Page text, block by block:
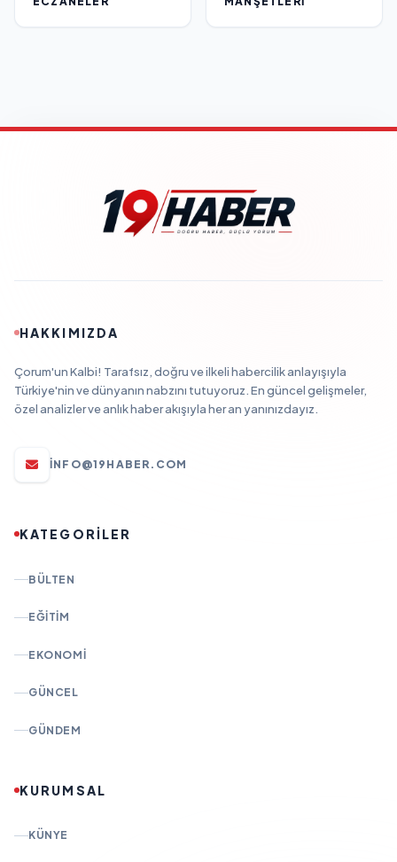
HAKKIMIZDA
Çorum'un Kalbi! Tarafsız, doğru ve ilkeli habercilik anlayışıyla
Türkiye'nin ve dünyanın nabzını tutuyoruz. En güncel gelişmeler,
özel analizler ve anlık haber akışıyla her an yanınızdayız.
INFO@19HABER.COM
KATEGORİLER
BÜLTEN
EĞITIM
EKONOMI
GÜNCEL
GÜNDEM
KURUMSAL
KÜNYE